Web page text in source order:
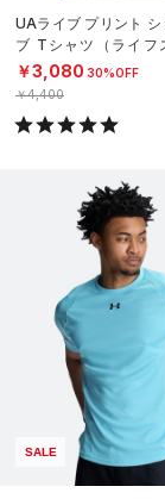
UAライブ プリント シ
ブ Tシャツ（ライフ
N）
￥3,080 30%OFF
￥4,400
SALE